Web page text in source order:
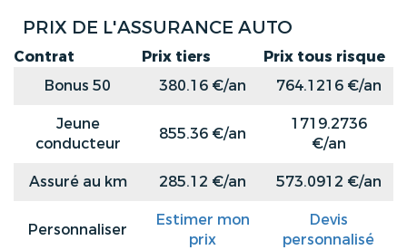
PRIX DE L'ASSURANCE AUTO
Contrat Prix tiers
Prix tous risque
Bonus 50
380.16 €/an
764.1216 €/an
Jeune
conducteur
855.36 €/an
1719.2736
€/an
Assuré au km
285.12 €/an 573.0912 €/an
Personnaliser
Estimer mon
prix
Devis
personnalisé